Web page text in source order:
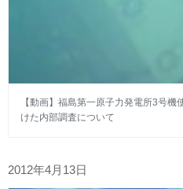
【動画】福島第一原子力発電所3号
けた内部調査について
2012年4月13日